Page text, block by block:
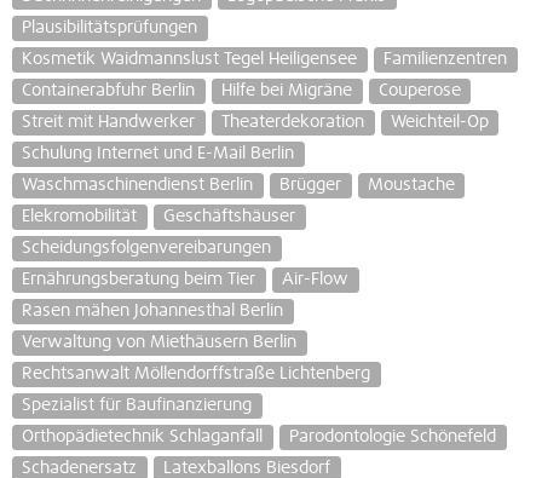
Plausibilitätsprüfungen
Kosmetik Waidmannslust Tegel Heiligensee
Familienzentren
Containerabfuhr Berlin
Hilfe bei Migräne
Couperose
Streit mit Handwerker
Theaterdekoration
Weichteil-Op
Schulung Internet und E-Mail Berlin
Waschmaschinendienst Berlin
Brügger
Moustache
Elekromobilität
Geschäftshäuser
Scheidungsfolgenvereibarungen
Ernährungsberatung beim Tier
Air-Flow
Rasen mähen Johannesthal Berlin
Verwaltung von Miethäusern Berlin
Rechtsanwalt Möllendorffstraße Lichtenberg
Spezialist für Baufinanzierung
Orthopädietechnik Schlaganfall
Parodontologie Schönefeld
Schadenersatz
Latexballons Biesdorf